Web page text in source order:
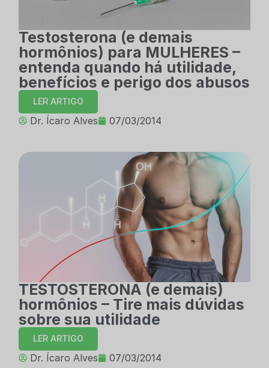
Testosterona (e demais
hormônios) para MULHERES –
entenda quando há utilidade,
benefícios e perigo dos abusos
LER ARTIGO
Dr. Ícaro Alves 07/03/2014
TESTOSTERONA (e demais)
hormônios – Tire mais dúvidas
sobre sua utilidade
LER ARTIGO
Dr. Ícaro Alves 07/03/2014